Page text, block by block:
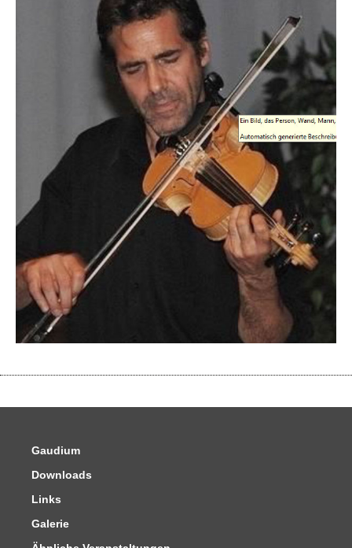
Gaudium
Downloads
Links
Galerie